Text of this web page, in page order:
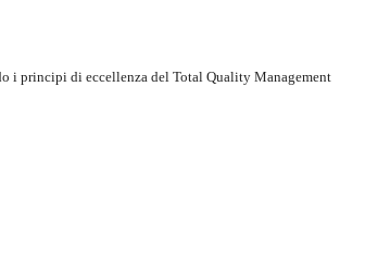
i principi di eccellenza del Total Quality Management